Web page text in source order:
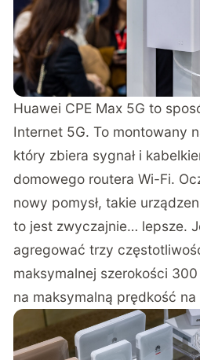
Huawei CPE Max 5G to
Internet 5G. To montowany
który zbiera sygnał i
domowego routera Wi-Fi.
nowy pomysł, takie
to jest zwyczajnie… lepsze.
agregować trzy
maksymalnej szerokości
na maksymalną prędkość